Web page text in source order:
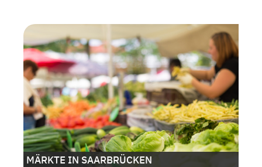
MÄRKTE IN SAARBRÜCKEN